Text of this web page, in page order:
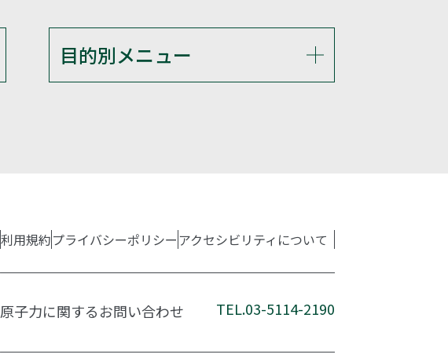
目的別メニュー
利用規約プライバシーポリシーアクセシビリティについて
原子力に関するお問い合わせ TEL.03-5114-2190